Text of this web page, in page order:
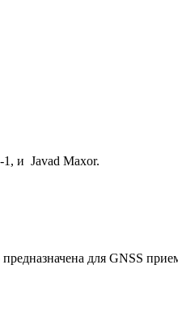
и Javad Maxor.
предназначена для GNSS